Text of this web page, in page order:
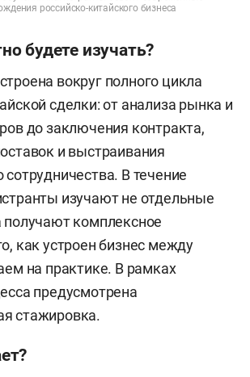
российско-китайского бизнеса
будете изучать?
вокруг полного цикла
сделки: от анализа рынка и
до заключения контракта,
и выстраивания
сотрудничества. В течение
изучают не отдельные
комплексное
как устроен бизнес между
на практике. В рамках
предусмотрена
стажировка.